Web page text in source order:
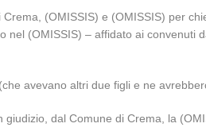
(OMISSIS) e (OMISSIS) per
(OMISSIS) – affidato ai convenuti
avevano altri due figli e ne
dal Comune di Crema, la